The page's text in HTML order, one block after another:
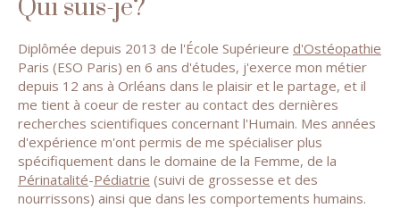
Qui suis-je?
Diplômée depuis 2013 de l'École Supérieure d'Ostéopathie
Paris (ESO Paris) en 6 ans d'études, j'exerce mon métier
depuis 12 ans à Orléans dans le plaisir et le partage, et il
me tient à coeur de rester au contact des dernières
recherches scientifiques concernant l'Humain. Mes années
d'expérience m'ont permis de me spécialiser plus
spécifiquement dans le domaine de la Femme, de la
Périnatalité-Pédiatrie (suivi de grossesse et des
nourrissons) ainsi que dans les comportements humains.